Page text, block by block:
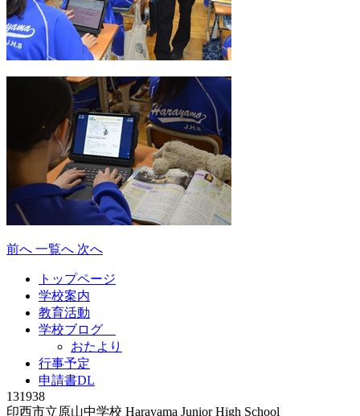
前へ 一覧へ 次へ
トップページ
学校案内
教育活動
学校ブログ
おたより
行事予定
申請書DL
131938
印西市立原山中学校 Harayama Junior High School